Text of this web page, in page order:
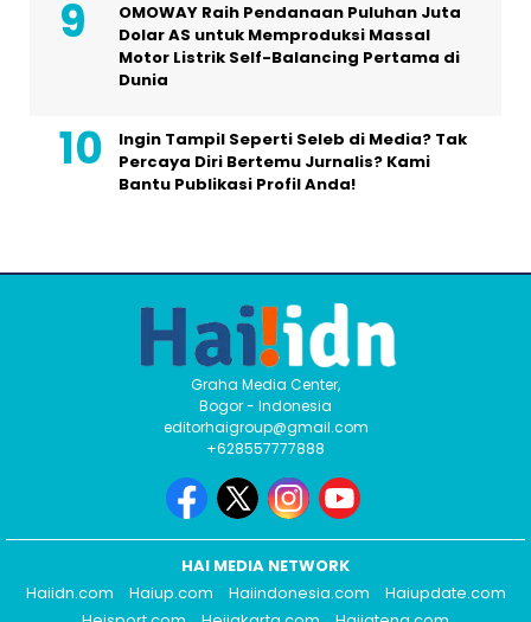
OMOWAY Raih Pendanaan Puluhan Juta
Dolar AS untuk Memproduksi Massal
Motor Listrik Self-Balancing Pertama di
Dunia
Ingin Tampil Seperti Seleb di Media? Tak
Percaya Diri Bertemu Jurnalis? Kami
Bantu Publikasi Profil Anda!
Graha Media Center,
Bogor - Indonesia
editorhaigroup@gmail.com
+628557777888
HAI MEDIA NETWORK
Haiidn.com
Haiup.com Haiindonesia.com
Haiupdate.com